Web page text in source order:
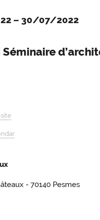
– 30/07/2022
Séminaire
- 70140 Pesmes